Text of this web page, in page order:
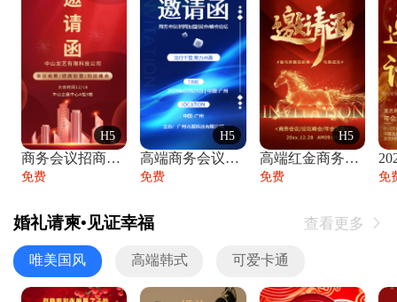
H5
商务会议招商展会科技峰会邀请函年会邀请
免费
H5
高端商务会议招商加盟展会峰会论坛邀请函
免费
H5
高端红金商务会议年会年终盛典答谢邀请函
免费 免
婚礼请柬•见证幸福 查看更多 
唯美国风 高端韩式 可爱卡通